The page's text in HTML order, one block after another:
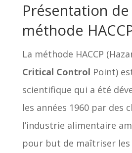
Présentation de
méthode
La méthode HACCP
Critical Control Point)
scientifique qui a été
les années 1960 par des
l’industrie alimentaire
pour but de maîtriser les